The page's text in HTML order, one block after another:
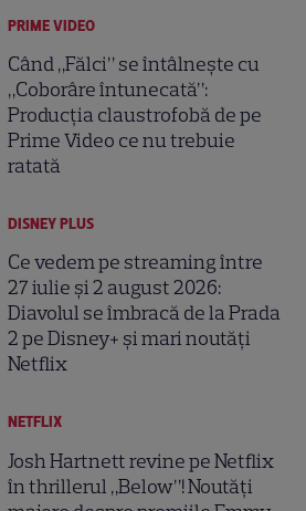
PRIME VIDEO
Când „Fălci” se întâlnește cu
„Coborâre întunecată”:
Producția claustrofobă de pe
Prime Video ce nu trebuie
ratată
DISNEY PLUS
Ce vedem pe streaming între
27 iulie și 2 august 2026:
Diavolul se îmbracă de la Prada
2 pe Disney+ și mari noutăți
Netflix
NETFLIX
Josh Hartnett revine pe Netflix
în thrillerul „Below”! Noutăți